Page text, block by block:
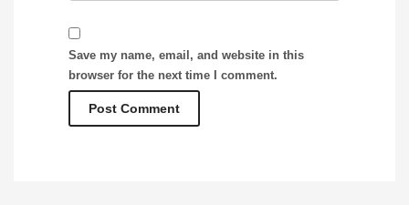
Save my name, email, and website in this
browser for the next time I comment.